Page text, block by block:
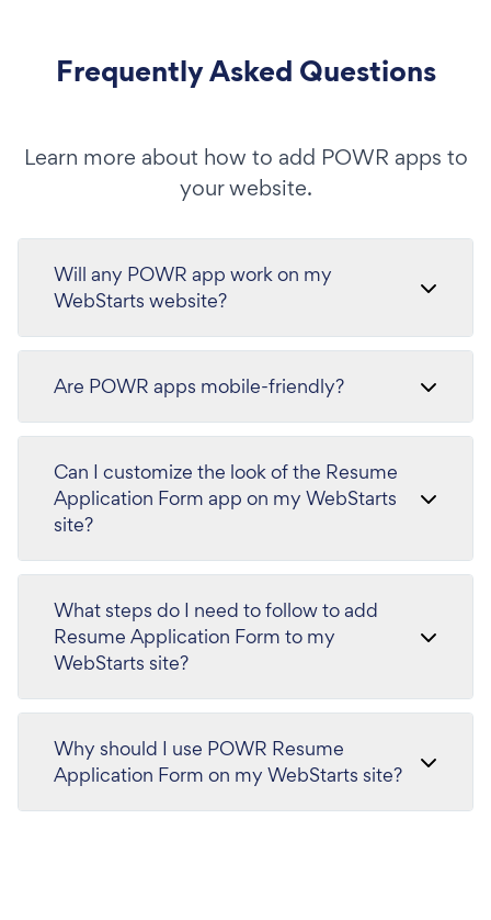
Frequently Asked Questions
Learn more about how to add POWR apps to
your website.
Will any POWR app work on my
WebStarts website?
Are POWR apps mobile-friendly?
Can I customize the look of the Resume
Application Form app on my WebStarts
site?
What steps do I need to follow to add
Resume Application Form to my
WebStarts site?
Why should I use POWR Resume
Application Form on my WebStarts site?